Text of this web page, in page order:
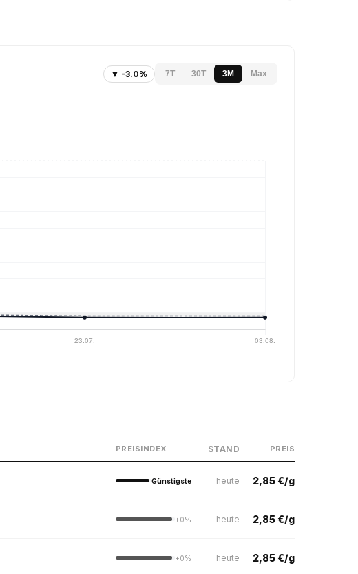
▼ -3.0% 7T 30T 3M Max
PREISINDEX STAND PREIS
Günstigste heute 2,85 €/g
+0% heute 2,85 €/g
+0% heute 2,85 €/g